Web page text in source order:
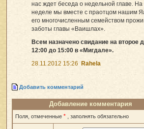
нас ждет беседа о недельной главе. На
неделе мы вместе с праотцом нашим
его многочисленным семейством
заботы главы «Ваишлах».
Всем назначено свидание на второе
12:00 до 15:00 в «Мигдале».
28.11.2012 15:26
Rahela
Добавить комментарий
Добавление комментария
Поля, отмеченные * , заполнять обязательно